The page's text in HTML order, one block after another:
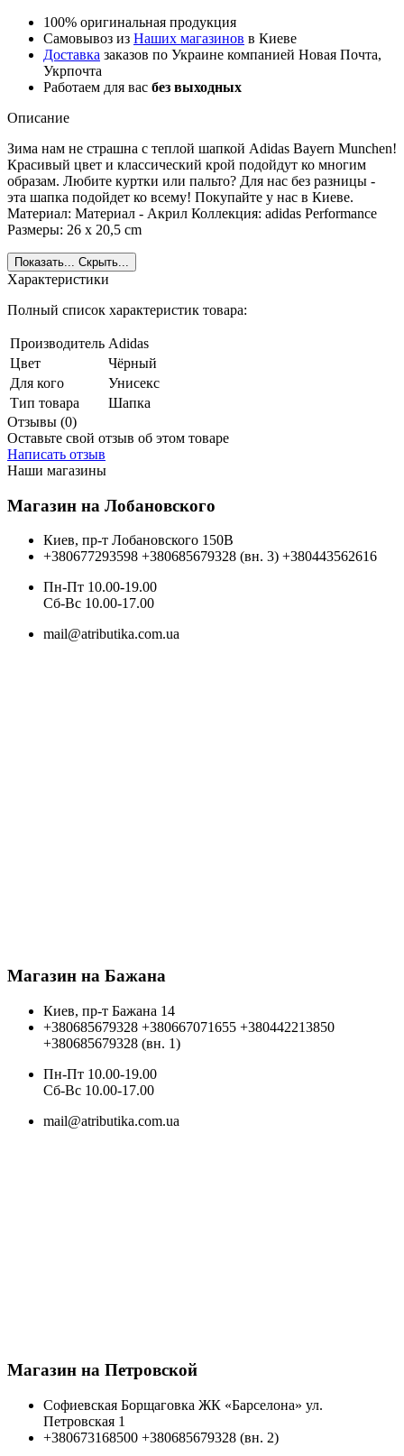
100% оригинальная продукция
Самовывоз из Наших магазинов в Киеве
Доставка заказов по Украине компанией Новая Почта,
Укрпочта
Работаем для вас без выходных
Описание
Зима нам не страшна с теплой шапкой Adidas Bayern Munchen!
Красивый цвет и классический крой подойдут ко многим
образам. Любите куртки или пальто? Для нас без разницы -
эта шапка подойдет ко всему! Покупайте у нас в Киеве.
Материал: Материал - Акрил Коллекция: adidas Performance
Размеры: 26 x 20,5 cm
Показать... Скрыть...
Характеристики
Полный список характеристик товара:
Производитель Adidas
Цвет
Чёрный
Для кого
Унисекс
Тип товара
Шапка
Отзывы (0)
Оставьте свой отзыв об этом товаре
Написать отзыв
Наши магазины
Магазин на Лобановского
Киев, пр-т Лобановского 150В
+380677293598 +380685679328 (вн. 3) +380443562616
Пн-Пт 10.00-19.00
Cб-Вс 10.00-17.00
mail@atributika.com.ua
Магазин на Бажана
Киев, пр-т Бажана 14
+380685679328 +380667071655 +380442213850
+380685679328 (вн. 1)
Пн-Пт 10.00-19.00
Cб-Вс 10.00-17.00
mail@atributika.com.ua
Магазин на Петровской
Софиевская Борщаговка ЖК «Барселона» ул.
Петровская 1
+380673168500 +380685679328 (вн. 2)